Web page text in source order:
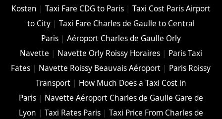
Kosten | Taxi Fare CDG to Paris| Taxi Cost Paris Airport
to City| Taxi Fare Charles de Gaulle to Central
Paris| Aéroport Charles de Gaulle Orly
Navette | Navette Orly Roissy Horaires| Paris Taxi
Fates | Navette Roissy Beauvais Aéroport | Paris Roissy
Transport| How Much Does a Taxi Cost in
Paris| Navette Aéroport Charles de Gaulle Gare de
Lyon | Taxi Rates Paris| Taxi Price From Charles de